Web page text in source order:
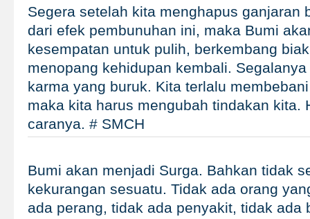
Segera setelah kita menghapus ganjaran
dari efek pembunuhan ini, maka Bumi
kesempatan untuk pulih, berkembang
menopang kehidupan kembali.
karma yang buruk. Kita terlalu
maka kita harus mengubah tindakan kita.
caranya. # SMCH
Bumi akan menjadi Surga. Bahkan tidak
kekurangan sesuatu. Tidak ada orang
ada perang, tidak ada penyakit, tidak ada